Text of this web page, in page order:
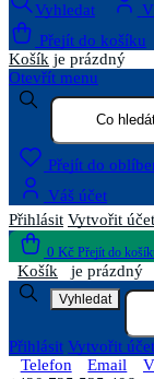
Vyhledat
Přejít do košíku
Košík je prázdný
Otevřít menu
Přejít do
Váš účet
Přihlásit Vytvořit účet
0 Kč Přejít do
Košík je prázdný
Vyhledat
Přihlásit Vytvořit účet
Telefon
Email